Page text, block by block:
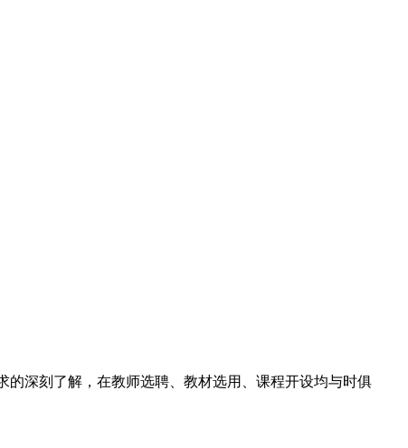
深刻了解，在教师选聘、教材选用、课程开设均与时俱